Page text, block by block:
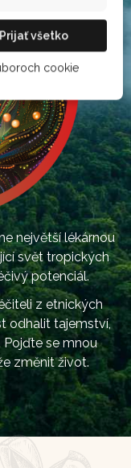
největší lékárnou
svět tropických
potenciál.
z etnických
odhalit tajemství,
se mnou
změnit život.
Prijať všetko
cookie